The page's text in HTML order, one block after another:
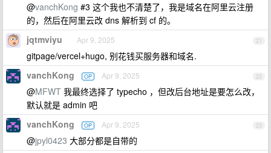
@vanchKong #3 这个我也不清楚了，我是域名在阿里云注册
的，然后在阿里云改 dns 解析到 cf 的。
21
jqtmviyu Apr 9, 2025
gitpage/vercel+hugo, 别花钱买服务器和域名.
22
vanchKong OP Apr 9, 2025
@MFWT 我最终选择了 typecho ，但改后台地址是要怎么改，
默认就是 admin 吧
23
vanchKong OP Apr 9, 2025
@jpyl0423 大部分都是自带的